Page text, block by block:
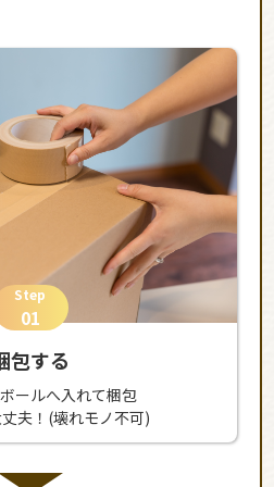
Step
01
包する
ールへ入れて梱包
夫！(壊れモノ不可)